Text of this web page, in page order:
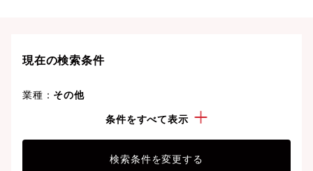
現在の検索条件
業種： その他
条件をすべて表示
検索条件を変更する